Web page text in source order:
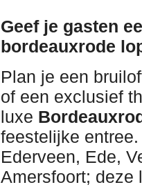
Geef je gasten
bordeauxrode
Plan je een
of een exclusief
luxe
feestelijke
Ederveen, Ede,
Amersfoort; deze